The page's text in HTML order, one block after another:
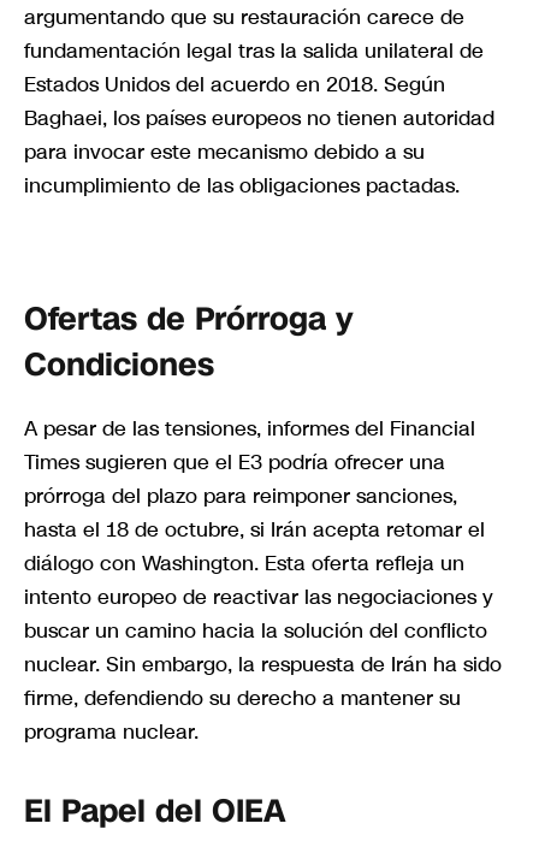
argumentando que su restauración carece de
fundamentación legal tras la salida unilateral de
Estados Unidos del acuerdo en 2018. Según
Baghaei, los países europeos no tienen autoridad
para invocar este mecanismo debido a su
incumplimiento de las obligaciones pactadas.
Ofertas de Prórroga y
Condiciones
A pesar de las tensiones, informes del Financial
Times sugieren que el E3 podría ofrecer una
prórroga del plazo para reimponer sanciones,
hasta el 18 de octubre, si Irán acepta retomar el
diálogo con Washington. Esta oferta refleja un
intento europeo de reactivar las negociaciones y
buscar un camino hacia la solución del conflicto
nuclear. Sin embargo, la respuesta de Irán ha sido
firme, defendiendo su derecho a mantener su
programa nuclear.
El Papel del OIEA